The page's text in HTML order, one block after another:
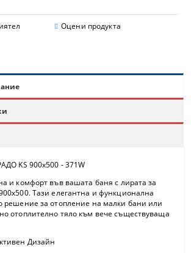
Оцени продукта
KS 900x500 - 371W
и комфорт във вашата баня с лирата за
. Тази елегантна и функционална
решение за отопление на малки бани или
отоплително тяло към вече съществуваща
Дизайн